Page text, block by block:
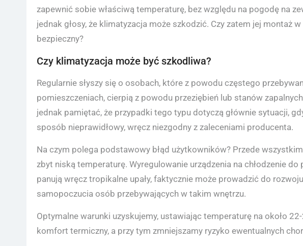
zapewnić sobie właściwą temperaturę, bez względu na pogodę na
jednak głosy, że klimatyzacja może szkodzić. Czy zatem jej montaż
bezpieczny?
Czy klimatyzacja może być szkodliwa?
Regularnie słyszy się o osobach, które z powodu częstego
pomieszczeniach, cierpią z powodu przeziębień lub stanów
jednak pamiętać, że przypadki tego typu dotyczą głównie sytuacji,
sposób nieprawidłowy, wręcz niezgodny z zaleceniami producenta.
Na czym polega podstawowy błąd użytkowników? Przede
zbyt niską temperaturę. Wyregulowanie urządzenia na chłodzenie
panują wręcz tropikalne upały, faktycznie może prowadzić do
samopoczucia osób przebywających w takim wnętrzu.
Optymalne warunki uzyskujemy, ustawiając temperaturę na około
komfort termiczny, a przy tym zmniejszamy ryzyko ewentualnych